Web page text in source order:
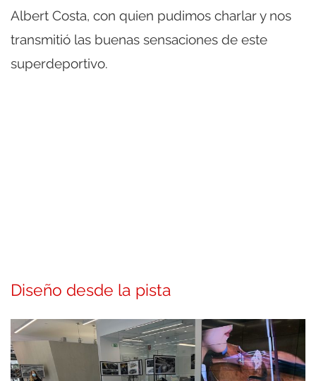
Albert Costa, con quien pudimos charlar y nos
transmitió las buenas sensaciones de este
superdeportivo.
Diseño desde la pista